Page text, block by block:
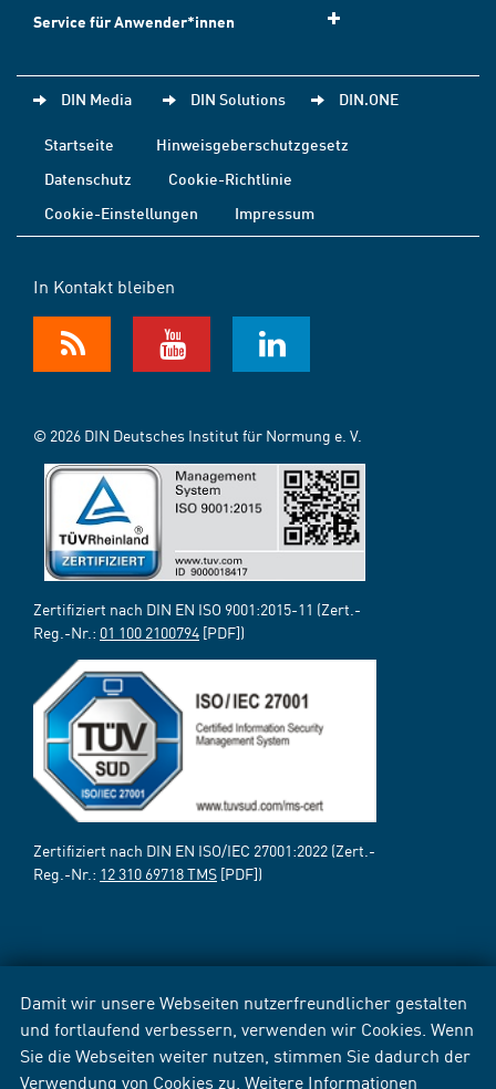
Damit wir unsere Webseiten nutzerfreundlicher gestalten
und fortlaufend verbessern, verwenden wir Cookies. Wenn
Sie die Webseiten weiter nutzen, stimmen Sie dadurch der
Verwendung von Cookies zu. Weitere Informationen
Service für Anwender*innen
DIN Media DIN Solutions DIN.ONE
Startseite
Hinweisgeberschutzgesetz
Datenschutz
Cookie-Richtlinie
Cookie-Einstellungen
Impressum
In Kontakt bleiben
© 2026 DIN Deutsches Institut für Normung e. V.
Zertifiziert nach DIN EN ISO 9001:2015-11 (Zert.-
Reg.-Nr.: 01 100 2100794 [PDF])
Zertifiziert nach DIN EN ISO/IEC 27001:2022 (Zert.-
Reg.-Nr.: 12 310 69718 TMS [PDF])